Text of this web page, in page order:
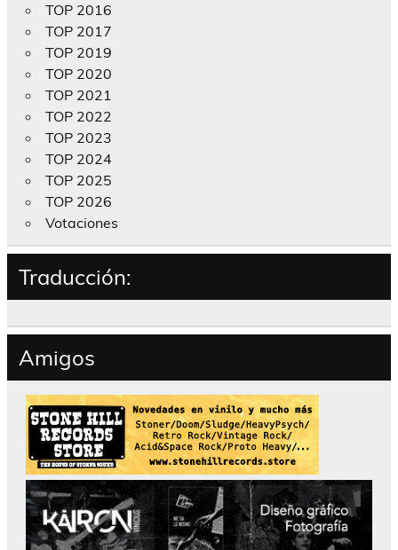
TOP 2016
TOP 2017
TOP 2019
TOP 2020
TOP 2021
TOP 2022
TOP 2023
TOP 2024
TOP 2025
TOP 2026
Votaciones
Traducción:
Amigos